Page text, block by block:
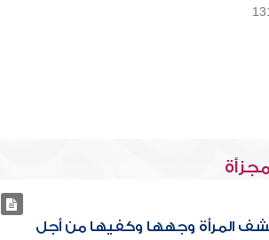
المرأة وجهها وكفيها من أجل